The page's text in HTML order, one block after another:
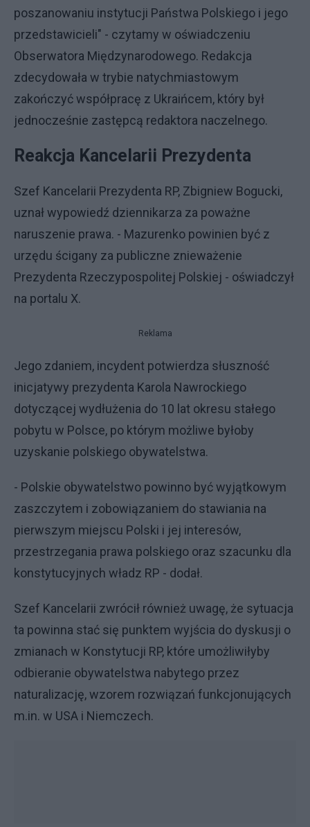
poszanowaniu instytucji Państwa Polskiego i jego
przedstawicieli" - czytamy w oświadczeniu
Obserwatora Międzynarodowego. Redakcja
zdecydowała w trybie natychmiastowym
zakończyć współpracę z Ukraińcem, który był
jednocześnie zastępcą redaktora naczelnego.
Reakcja Kancelarii Prezydenta
Szef Kancelarii Prezydenta RP, Zbigniew Bogucki,
uznał wypowiedź dziennikarza za poważne
naruszenie prawa. - Mazurenko powinien być z
urzędu ścigany za publiczne znieważenie
Prezydenta Rzeczypospolitej Polskiej - oświadczył
na portalu X.
Reklama
Jego zdaniem, incydent potwierdza słuszność
inicjatywy prezydenta Karola Nawrockiego
dotyczącej wydłużenia do 10 lat okresu stałego
pobytu w Polsce, po którym możliwe byłoby
uzyskanie polskiego obywatelstwa.
- Polskie obywatelstwo powinno być wyjątkowym
zaszczytem i zobowiązaniem do stawiania na
pierwszym miejscu Polski i jej interesów,
przestrzegania prawa polskiego oraz szacunku dla
konstytucyjnych władz RP - dodał.
Szef Kancelarii zwrócił również uwagę, że sytuacja
ta powinna stać się punktem wyjścia do dyskusji o
zmianach w Konstytucji RP, które umożliwiłyby
odbieranie obywatelstwa nabytego przez
naturalizację, wzorem rozwiązań funkcjonujących
m.in. w USA i Niemczech.